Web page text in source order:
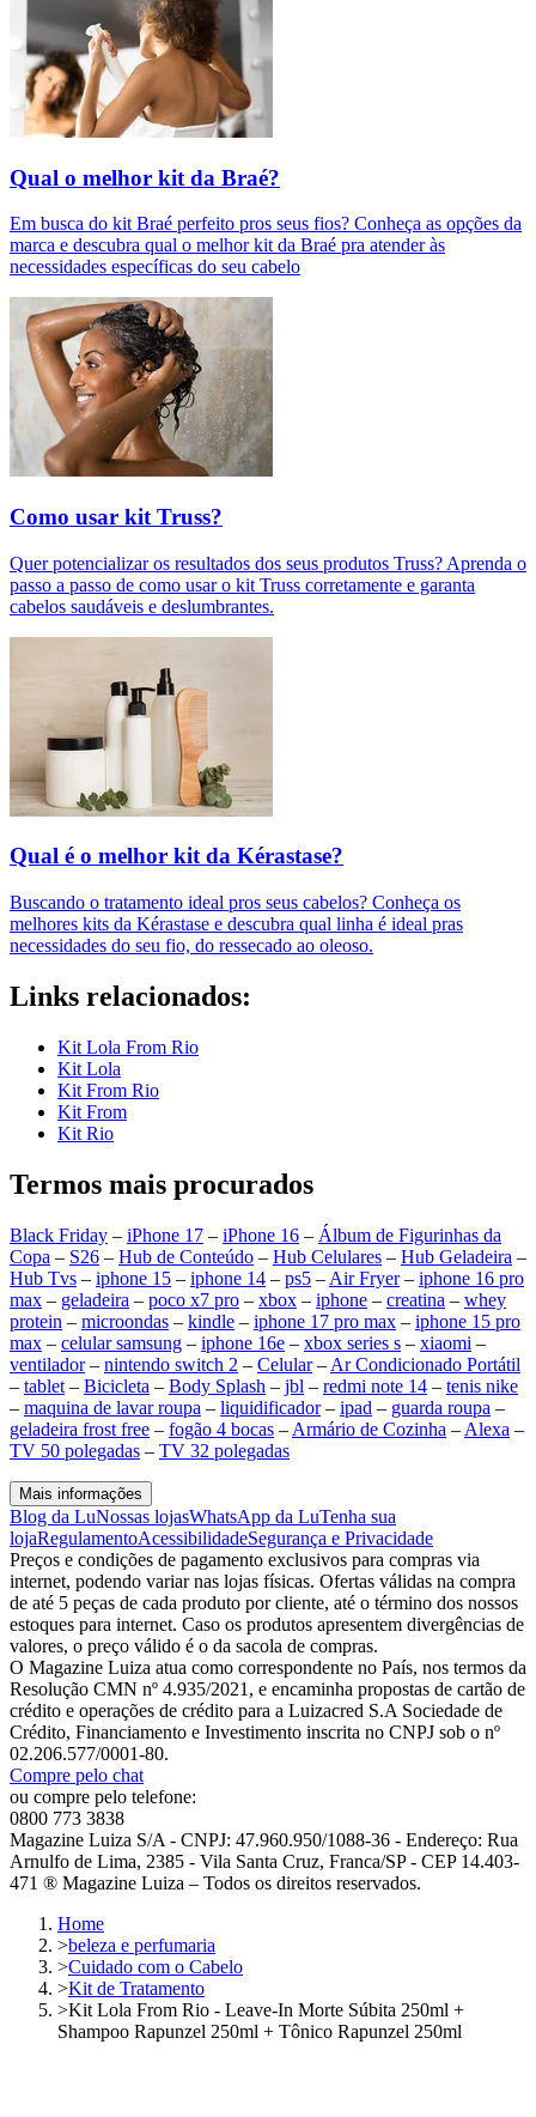
Qual o melhor kit da Braé?
Em busca do kit Braé perfeito pros seus fios? Conheça as opções da
marca e descubra qual o melhor kit da Braé pra atender às
necessidades específicas do seu cabelo
Como usar kit Truss?
Quer potencializar os resultados dos seus produtos Truss? Aprenda o
passo a passo de como usar o kit Truss corretamente e garanta
cabelos saudáveis e deslumbrantes.
Qual é o melhor kit da Kérastase?
Buscando o tratamento ideal pros seus cabelos? Conheça os
melhores kits da Kérastase e descubra qual linha é ideal pras
necessidades do seu fio, do ressecado ao oleoso.
Links relacionados:
Kit Lola From Rio
Kit Lola
Kit From Rio
Kit From
Kit Rio
Termos mais procurados
Black Friday – iPhone 17 – iPhone 16 – Álbum de Figurinhas da
Copa – S26 – Hub de Conteúdo – Hub Celulares – Hub Geladeira –
Hub Tvs – iphone 15 – iphone 14 – ps5 – Air Fryer– iphone 16 pro
max – geladeira – poco x7 pro – xbox – iphone – creatina – whey
protein – microondas – kindle – iphone 17 pro max – iphone 15 pro
max – celular samsung – iphone 16e – xbox series s – xiaomi –
ventilador– nintendo switch 2 – Celular– Ar Condicionado Portátil
– tablet – Bicicleta – Body Splash – jbl – redmi note 14 – tenis nike
– maquina de lavar roupa – liquidificador– ipad – guarda roupa –
geladeira frost free – fogão 4 bocas – Armário de Cozinha – Alexa –
TV 50 polegadas – TV 32 polegadas
Mais informações
Blog da LuNossas lojasWhatsApp da LuTenha sua
lojaRegulamentoAcessibilidadeSegurança e Privacidade
Preços e condições de pagamento exclusivos para compras via
internet, podendo variar nas lojas físicas. Ofertas válidas na compra
de até 5 peças de cada produto por cliente, até o término dos nossos
estoques para internet. Caso os produtos apresentem divergências de
valores, o preço válido é o da sacola de compras.
O Magazine Luiza atua como correspondente no País, nos termos da
Resolução CMN nº 4.935/2021, e encaminha propostas de cartão de
crédito e operações de crédito para a Luizacred S.A Sociedade de
Crédito, Financiamento e Investimento inscrita no CNPJ sob o nº
02.206.577/0001-80.
Compre pelo chat
ou compre pelo telefone:
0800 773 3838
Magazine Luiza S/A - CNPJ: 47.960.950/1088-36 - Endereço: Rua
Arnulfo de Lima, 2385 - Vila Santa Cruz, Franca/SP - CEP 14.403-
471 ® Magazine Luiza – Todos os direitos reservados.
Home
>beleza e perfumaria
>Cuidado com o Cabelo
>Kit de Tratamento
>Kit Lola From Rio - Leave-In Morte Súbita 250ml +
Shampoo Rapunzel 250ml + Tônico Rapunzel 250ml